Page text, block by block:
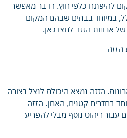
להיפתח כלפי חוץ. הדבר מאפשר
במיוחד בבתים שבהם המקום
ארונות הזזה לחצו כאן.
הזזה נמצא היכולת לנצל בצורה
בחדרים קטנים, הארון. הזזה
ריהוט נוסף מבלי להפריע